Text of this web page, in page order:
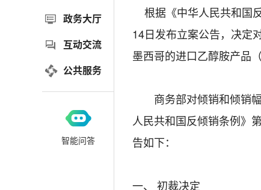
根据《中华人民共和国
14日发布立案公告，决定
墨西哥的进口乙醇胺产品
商务部对倾销和倾销幅
人民共和国反倾销条例》
告如下：
一、 初裁决定
政务大厅
互动交流
公共服务
智能问答